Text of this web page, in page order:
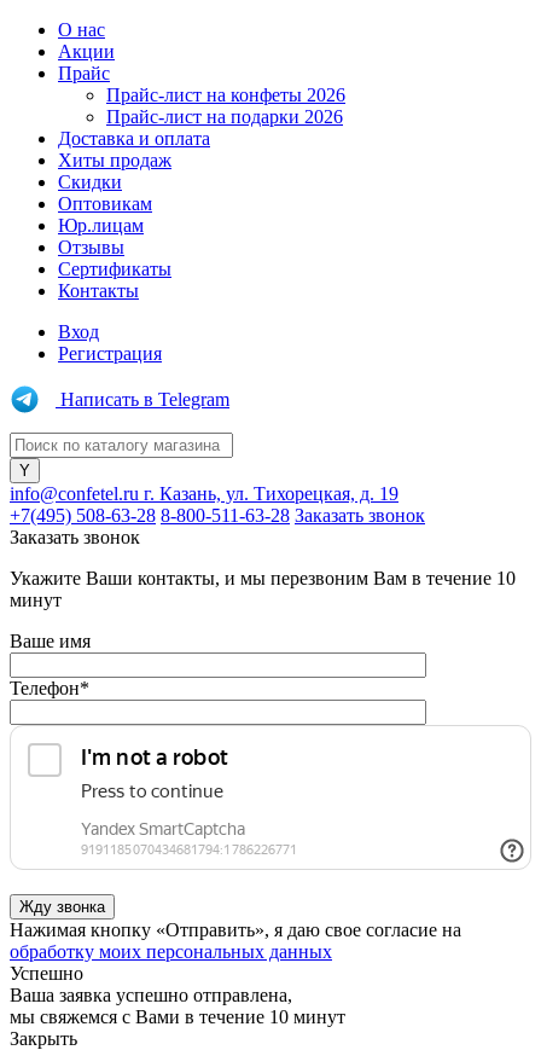
О нас
Акции
Прайс
Прайс-лист на конфеты 2026
Прайс-лист на подарки 2026
Доставка и оплата
Хиты продаж
Скидки
Оптовикам
Юр.лицам
Отзывы
Сертификаты
Контакты
Вход
Регистрация
Написать в Telegram
info@confetel.ru г. Казань, ул. Тихорецкая, д. 19
+7(495) 508-63-28 8-800-511-63-28 Заказать звонок
Заказать звонок
Укажите Ваши контакты, и мы перезвоним Вам в течение 10
минут
Ваше имя
Телефон*
Нажимая кнопку «Отправить», я даю свое согласие на
обработку моих персональных данных
Успешно
Ваша заявка успешно отправлена,
мы свяжемся с Вами в течение 10 минут
Закрыть